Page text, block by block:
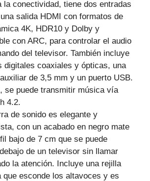
la conectividad, tiene dos entradas
salida HDMI con formatos de
4K, HDR10 y Dolby y
con ARC, para controlar el audio
del televisor. También incluye
digitales coaxiales y ópticas, una
de 3,5 mm y un puerto USB.
se puede transmitir música vía
4.2.
de sonido es elegante y
con un acabado en negro mate
bajo de 7 cm que se puede
de un televisor sin llamar
la atención. Incluye una rejilla
que esconde los altavoces y es